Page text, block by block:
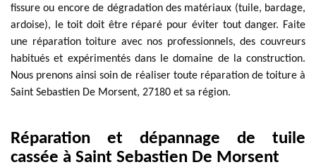
fissure ou encore de dégradation des matériaux (tuile, bardage,
ardoise), le toit doit être réparé pour éviter tout danger. Faite
une réparation toiture avec nos professionnels, des couvreurs
habitués et expérimentés dans le domaine de la construction.
Nous prenons ainsi soin de réaliser toute réparation de toiture à
Saint Sebastien De Morsent, 27180 et sa région.
Réparation et dépannage de tuile
cassée à Saint Sebastien De Morsent